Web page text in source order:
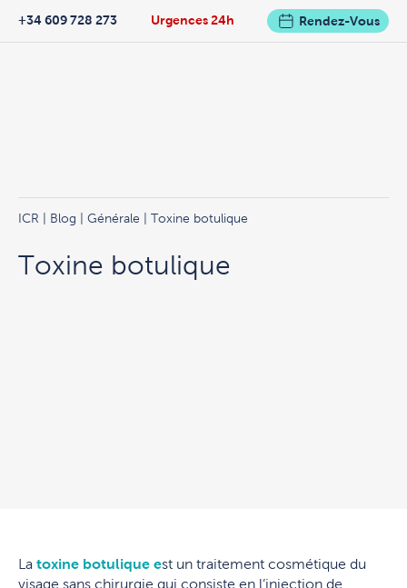
Urgences 24h
+34 609 728 273 Rendez-Vous
ICR Blog Générale | Toxine botulique
Toxine botulique
La toxine botulique est un traitement cosmétique du
visage sans chirurgie qui consiste en l’injection de